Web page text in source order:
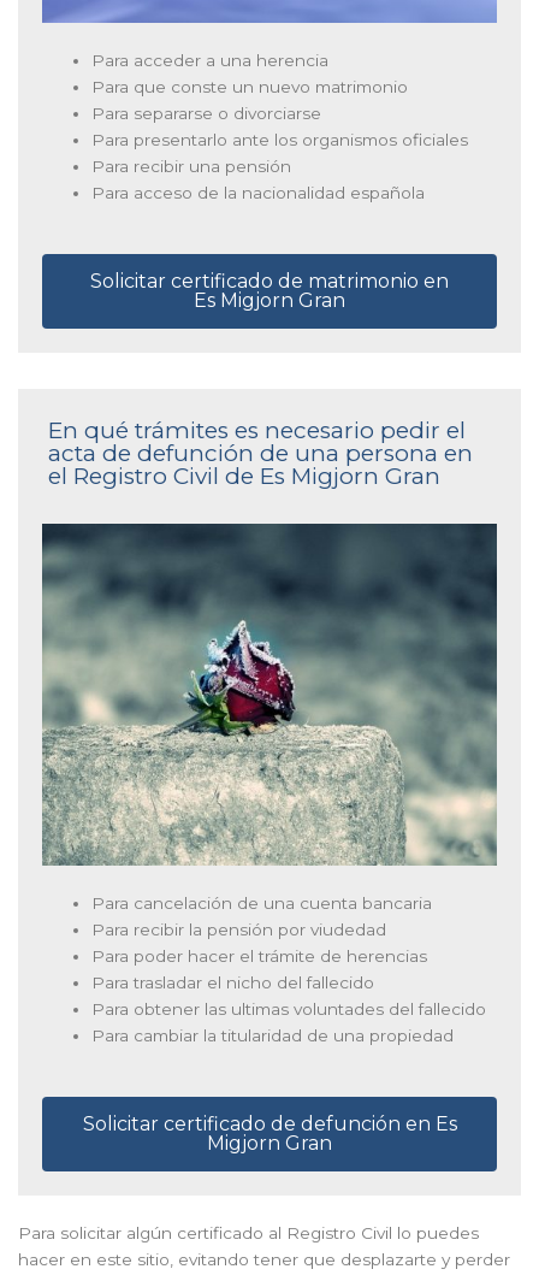
Para acceder a una herencia
Para que conste un nuevo matrimonio
Para separarse o divorciarse
Para presentarlo ante los organismos oficiales
Para recibir una pensión
Para acceso de la nacionalidad española
Solicitar certificado de matrimonio en
Es Migjorn Gran
En qué trámites es necesario pedir el
acta de defunción de una persona en
el Registro Civil de Es Migjorn Gran
Para cancelación de una cuenta bancaria
Para recibir la pensión por viudedad
Para poder hacer el trámite de herencias
Para trasladar el nicho del fallecido
Para obtener las ultimas voluntades del fallecido
Para cambiar la titularidad de una propiedad
Solicitar certificado de defunción en Es
Migjorn Gran
Para solicitar algún certificado al Registro Civil lo puedes
hacer en este sitio, evitando tener que desplazarte y perder